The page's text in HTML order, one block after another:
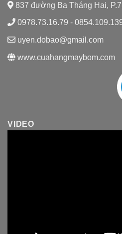
837 đường Ba Tháng Hai,
0978.73.16.79 -
uyen.dobao@gmail.com
www.cuahangmaybom.com
VIDEO